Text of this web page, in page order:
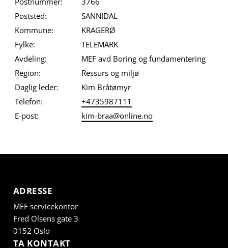
Poststed:
SANNIDAL
Kommune:
KRAGERØ
Fylke:
TELEMARK
Avdeling:
MEF avd Boring og fundamentering
Region:
Ressurs og miljø
Daglig leder:
Kim Bråtømyr
Telefon:
+4735987111
E-post:
kim-braa@online.no
ADRESSE
MEF servicekontor
Fred Olsens gate 3
0152 Oslo
TA KONTAKT